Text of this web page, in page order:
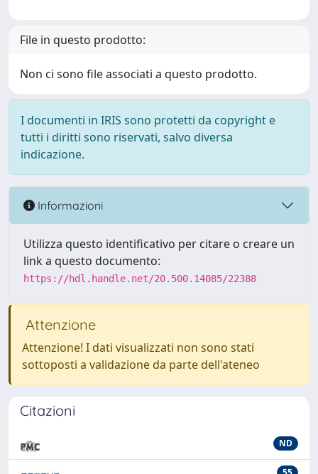
File in questo prodotto:
Non ci sono file associati a questo prodotto.
I documenti in IRIS sono protetti da copyright e
tutti i diritti sono riservati, salvo diversa
indicazione.
Informazioni
Utilizza questo identificativo per citare o creare un
link a questo documento:
https://hdl.handle.net/20.500.14085/22388
Attenzione
Attenzione! I dati visualizzati non sono stati
sottoposti a validazione da parte dell'ateneo
Citazioni
ND